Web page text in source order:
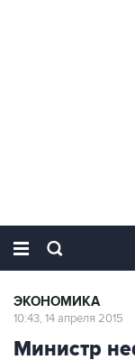
ЭКОНОМИКА
10:43, 14 апреля 2015
Министр